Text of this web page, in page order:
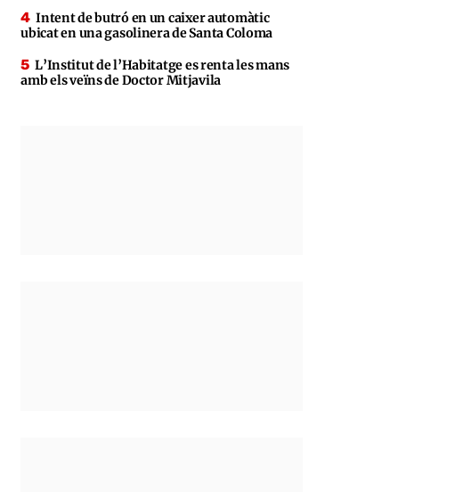
Intent de butró en un caixer automàtic
ubicat en una gasolinera de Santa Coloma
L’Institut de l’Habitatge es renta les mans
amb els veïns de Doctor Mitjavila